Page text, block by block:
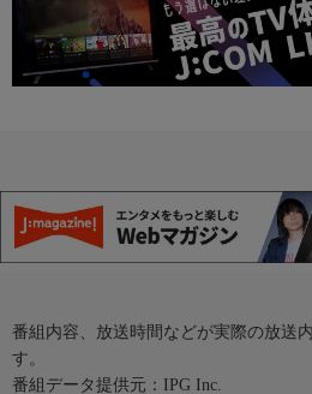
番組内容、放送時間などが実際の放送
す。
番組データ提供元：IPG Inc.